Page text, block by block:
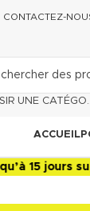
CONTACTEZ-
ACCUEIL